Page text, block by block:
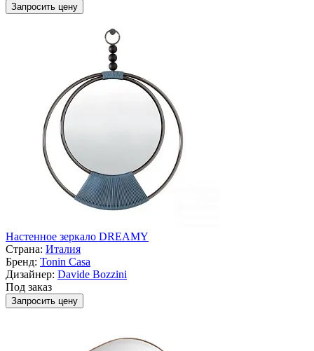
Запросить цену
Настенное зеркало DREAMY
Страна: Италия
Бренд: Tonin Casa
Дизайнер: Davide Bozzini
Под заказ
Запросить цену